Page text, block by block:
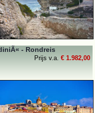
- Rondreis
Prijs v.a. € 1.982,00